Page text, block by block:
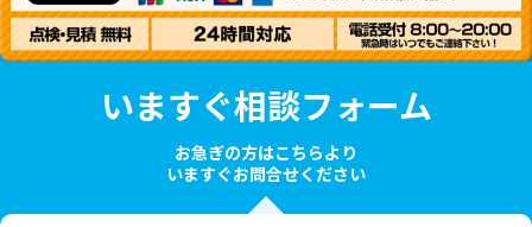
いますぐ相談フォーム
お急ぎの方はこちらより
いますぐお問合せください